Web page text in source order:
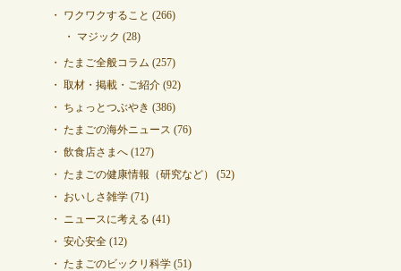
ワクワクすること (266)
マジック (28)
たまご全般コラム (257)
取材・掲載・ご紹介(92)
ちょっとつぶやき (386)
たまごの海外ニュース (76)
飲食店さまへ(127)
たまごの健康情報（研究など）
(52)
おいしさ雑学(71)
ニュースに考える (41)
安心安全(12)
たまごのビックリ科学(51)